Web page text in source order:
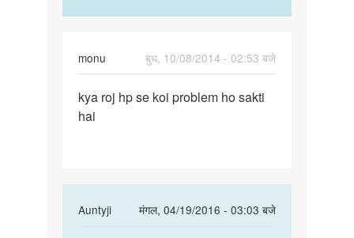
monu
बुध, 10/08/2014 - 02:53 बजे
kya
roj
ho
kya roj hp se koi problem ho sakti
hai
Auntyji
मंगल, 04/19/2016 - 03:03 बजे
In